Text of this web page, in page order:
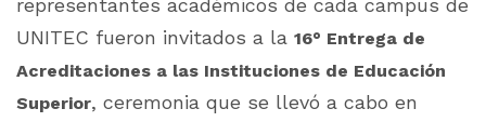
representantes académicos de cada campus de
UNITEC fueron invitados a la 16° Entrega de
Acreditaciones a las Instituciones de Educación
Superior, ceremonia que se llevó a cabo en